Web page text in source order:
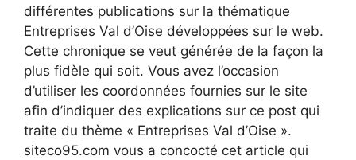
différentes publications sur la thématique
Entreprises Val d’Oise développées sur le web.
Cette chronique se veut générée de la façon la
plus fidèle qui soit. Vous avez l’occasion
d’utiliser les coordonnées fournies sur le site
afin d’indiquer des explications sur ce post qui
traite du thème « Entreprises Val d’Oise ».
siteco95.com vous a concocté cet article qui